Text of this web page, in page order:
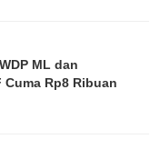
ML dan
Cuma Rp8 Ribuan